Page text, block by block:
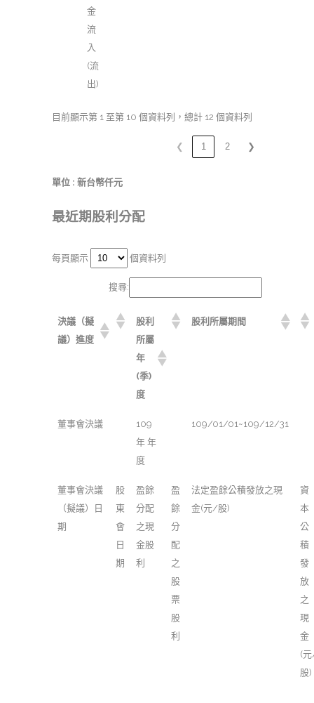
金
流
入
(流
出)
目前顯示第 1 至第 10 個資料列，總計 12 個資料列
❮ 1 2 ❯
單位 : 新台幣仟元
最近期股利分配
每頁顯示 個資料列
搜尋:
決議（擬
議）進度
股利
所屬
年
(季)
度
股利所屬期間
董事會決議
109
年 年
度
109/01/01~109/12/31
董事會決議
（擬議）日
期
股
東
會
日
期
盈餘
分配
之現
金股
利
盈
餘
分
配
之
股
票
股
利
法定盈餘公積發放之現
金(元/股)
資
本
公
積
發
放
之
現
金
(
股)